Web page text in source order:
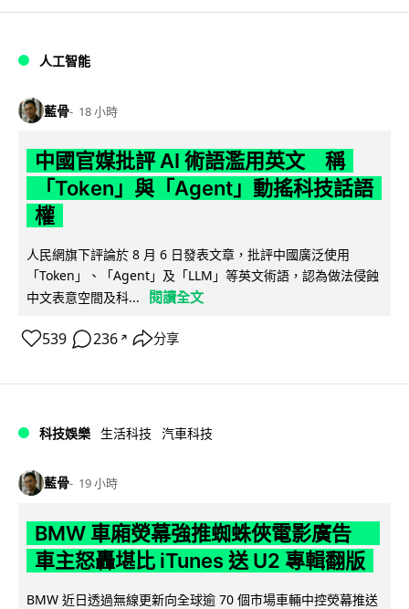
人工智能
藍骨 18 小時
中國官媒批評 AI 術語濫用英文 稱
「Token」與「Agent」動搖科技話語
權
人民網旗下評論於 8 月 6 日發表文章，批評中國廣泛使用
「Token」、「Agent」及「LLM」等英文術語，認為做法侵蝕
中文表意空間及科...
閱讀全文
539 236 ↗ 分享
科技娛樂 生活科技 汽車科技
藍骨 19 小時
BMW 車廂熒幕強推蜘蛛俠電影廣告
車主怒轟堪比 iTunes 送 U2 專輯翻版
BMW 近日透過無線更新向全球逾 70 個市場車輛中控熒幕推送